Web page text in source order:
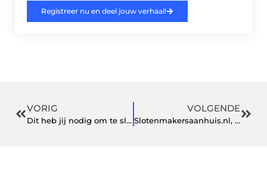
Registreer nu en deel jouw verhaal!
VORIG
Dit heb jij nodig om te slagen op de piste
VOLGENDE
Slotenmakersaanhuis.nl, dé oplossing voor al jouw problemen